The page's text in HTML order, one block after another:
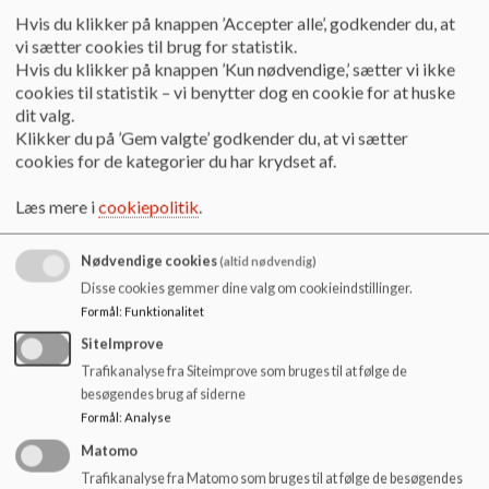
SKB_18-08-2022_0.pdf
SKB_26-09-2022_0.pdf
SKB_21-11-2022.pdf
Hvis du klikker på knappen ’Accepter alle’, godkender du, at
vi sætter cookies til brug for statistik.
Hvis du klikker på knappen ’Kun nødvendige,’ sætter vi ikke
cookies til statistik – vi benytter dog en cookie for at huske
dit valg.
Klikker du på ’Gem valgte’ godkender du, at vi sætter
cookies for de kategorier du har krydset af.
Læs mere icookiepolitik.
Nødvendige cookies(altid nødvendig)
Disse cookies gemmer dine valg om cookieindstillinger.
Formål: Funktionalitet
SiteImprove
Trafikanalyse fra Siteimprove som bruges til at følge de
besøgendes brug af siderne
Formål : Analyse
Matomo
Trafikanalyse fra Matomo som bruges til at følge de besøgendes